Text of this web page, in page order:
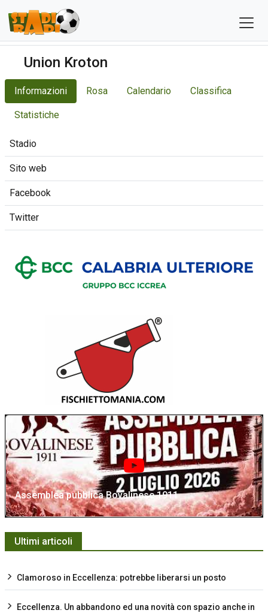
Union Kroton
Informazioni Rosa Calendario Classifica
Statistiche
Stadio
Sito web
Facebook
Twitter
Assemblea pubblica Bovalinese 1911
Ultimi articoli
Clamoroso in Eccellenza: potrebbe liberarsi un posto
Eccellenza. Un abbandono ed una novità con spazio anche in